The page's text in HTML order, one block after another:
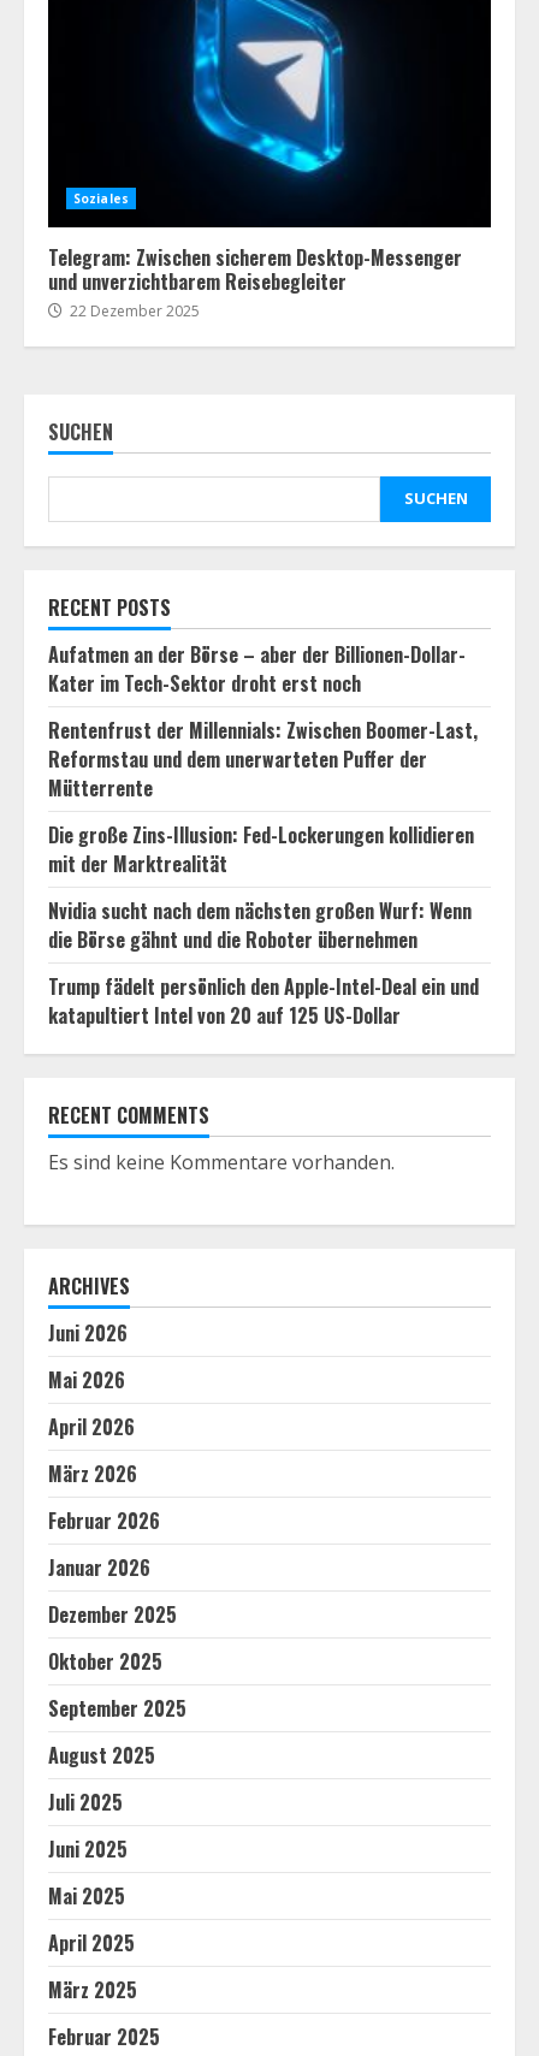
Soziales
Telegram: Zwischen sicherem Desktop-Messenger
und unverzichtbarem Reisebegleiter
22 Dezember 2025
SUCHEN
SUCHEN
RECENT POSTS
Aufatmen an der Börse – aber der Billionen-Dollar-
Kater im Tech-Sektor droht erst noch
Rentenfrust der Millennials: Zwischen Boomer-Last,
Reformstau und dem unerwarteten Puffer der
Mütterrente
Die große Zins-Illusion: Fed-Lockerungen kollidieren
mit der Marktrealität
Nvidia sucht nach dem nächsten großen Wurf: Wenn
die Börse gähnt und die Roboter übernehmen
Trump fädelt persönlich den Apple-Intel-Deal ein und
katapultiert Intel von 20 auf 125 US-Dollar
RECENT COMMENTS
Es sind keine Kommentare vorhanden.
ARCHIVES
Juni 2026
Mai 2026
April 2026
März 2026
Februar 2026
Januar 2026
Dezember 2025
Oktober 2025
September 2025
August 2025
Juli 2025
Juni 2025
Mai 2025
April 2025
März 2025
Februar 2025